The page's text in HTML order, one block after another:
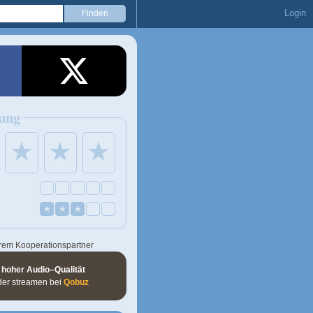
Login
★ ★ ★
★ ★ ★
Kooperationspartner
Audio–Qualität
streamen bei Qobuz